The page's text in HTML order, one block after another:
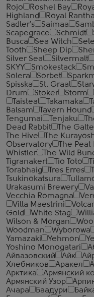
Rojo
Roshel Bay
Highland
Royal
Sadler's
Saimaa
Scapegrace
Schmidt
Busca
Sea Witch
Tooth
Sheep Dip
Silver Seal
Silvermalt
SKYY
Smokestack
Solera
Sorbet
Spisska
St. Graal
Drum
Stoker Storm
Taisteal
Takamaka
Balsam
Tavern Hound
Tengumai
Tenjaku
Dead Rabbit
The
The Hive
The
Observatory
The
Whistler
The Wild
Tigranakert
Tio Toto
Torabhaig
Tres Erres
Tsukinokatsura
Urakasumi Brewery
Vecchia Romagna
Villa Maestrini
Gold
White Stag
Wilson & Morgan
Woodman
Wyborowa
Yamazaki
Yehmon
Yoshino Monogatari
Айвазовский
Айк
Хлебников
Аракел
Арктика
Армянский
Армянский Узор
Ачара
Баадури